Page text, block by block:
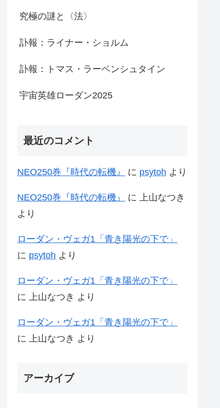
究極の謎と〈法〉
訃報：ライナー・ショルム
訃報：トマス・ラーベンシュタイン
宇宙英雄ローダン2025
最近のコメント
NEO250巻『時代の転機』 に psytoh より
NEO250巻『時代の転機』 に
上山なつき
より
ローダン・ヴェガ1「青き陽光の下で」
に psytoh より
ローダン・ヴェガ1「青き陽光の下で」
に
上山なつき より
ローダン・ヴェガ1「青き陽光の下で」
に
上山なつき より
アーカイブ